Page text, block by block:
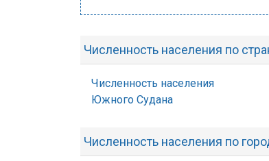
Численность населения по
Численность населения
Южного Судана
Численность населения по